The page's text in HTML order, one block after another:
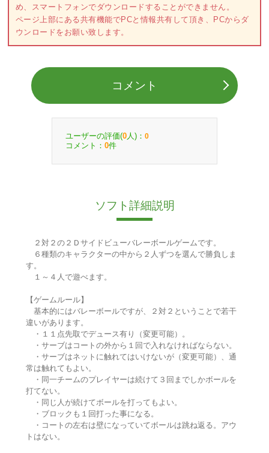
め、スマートフォンでダウンロードすることができません。
ページ上部にある共有機能でPCと情報共有して頂き、PCからダ
ウンロードをお願い致します。
コメント
ユーザーの評価(0 人)： 0
コメント： 0件
ソフト詳細説明
２対２の２Ｄサイドビューバレーボールゲームです。
６種類のキャラクターの中から２人ずつを選んで勝負しま
す。
１～４人で遊べます。
【ゲームルール】
基本的にはバレーボールですが、２対２ということで若干
違いがあります。
・１１点先取でデュース有り（変更可能）。
・サーブはコートの外から１回で入れなければならない。
・サーブはネットに触れてはいけないが（変更可能）、通
常は触れてもよい。
・同一チームのプレイヤーは続けて３回までしかボールを
打てない。
・同じ人が続けてボールを打ってもよい。
・ブロックも１回打った事になる。
・コートの左右は壁になっていてボールは跳ね返る。アウ
トはない。